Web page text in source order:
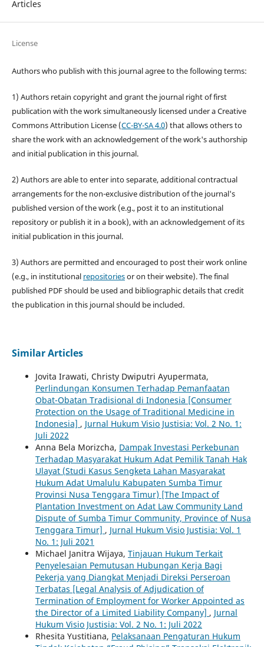
Articles
License
Authors who publish with this journal agree to the following terms:
1) Authors retain copyright and grant the journal right of first
publication with the work simultaneously licensed under a Creative
Commons Attribution License (CC-BY-SA 4.0) that allows others to
share the work with an acknowledgement of the work's authorship
and initial publication in this journal.
2) Authors are able to enter into separate, additional contractual
arrangements for the non-exclusive distribution of the journal's
published version of the work (e.g., post it to an institutional
repository or publish it in a book), with an acknowledgement of its
initial publication in this journal.
3) Authors are permitted and encouraged to post their work online
(e.g., in institutional repositoriesor on their website). The final
published PDF should be used and bibliographic details that credit
the publication in this journal should be included.
Similar Articles
Jovita Irawati, Christy Dwiputri Ayupermata,
Perlindungan Konsumen Terhadap Pemanfaatan
Obat-Obatan Tradisional di Indonesia [Consumer
Protection on the Usage of Traditional Medicine in
Indonesia] , Jurnal Hukum Visio Justisia: Vol. 2 No. 1:
Juli 2022
Anna Bela Morizcha, Dampak Investasi Perkebunan
Terhadap Masyarakat Hukum Adat Pemilik Tanah Hak
Ulayat (Studi Kasus Sengketa Lahan Masyarakat
Hukum Adat Umalulu Kabupaten Sumba Timur
Provinsi Nusa Tenggara Timur) [The Impact of
Plantation Investment on Adat Law Community Land
Dispute of Sumba Timur Community, Province of Nusa
Tenggara Timur] , Jurnal Hukum Visio Justisia: Vol. 1
No. 1: Juli 2021
Michael Janitra Wijaya, Tinjauan Hukum Terkait
Penyelesaian Pemutusan Hubungan Kerja Bagi
Pekerja yang Diangkat Menjadi Direksi Perseroan
Terbatas [Legal Analysis of Adjudication of
Termination of Employment for Worker Appointed as
the Director of a Limited Liability Company] , Jurnal
Hukum Visio Justisia: Vol. 2 No. 1: Juli 2022
Rhesita Yustitiana, Pelaksanaan Pengaturan Hukum